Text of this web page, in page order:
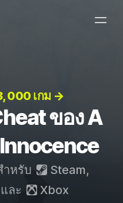
000 เกม →
ของ A
ำหรับ Steam,
ละ Xbox